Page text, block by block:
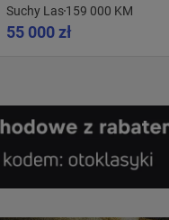
Suchy Las159 000 KM
55 000 zł